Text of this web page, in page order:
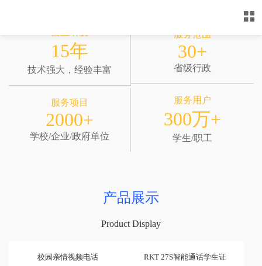
15年
技术强大，经验丰富
服务范围
30+
省级行政
服务项目
2000+
学校/企业/政府单位
服务用户
300万+
学生/职工
产品展示
Product Display
校园亲情视频电话 RKT 27S智能通话学生证